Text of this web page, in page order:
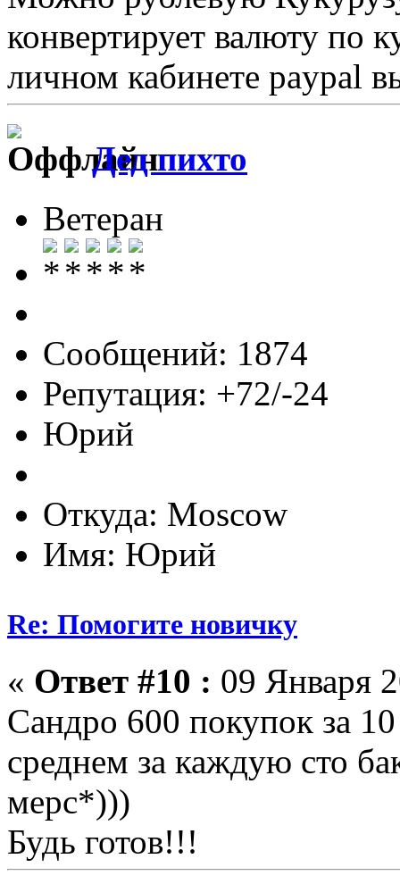
конвертирует валюту по
личном кабинете paypal
Дед пихто
Ветеран
Сообщений: 1874
Репутация: +72/-24
Юрий
Откуда: Moscow
Имя: Юрий
Re: Помогите новичку
« Ответ #10 : 09 Января
Сандро 600 покупок за
среднем за каждую сто
мерс*)))
Будь готов!!!